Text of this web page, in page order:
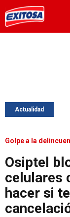
Actualidad
Golpe a la
Osiptel
celulares
hacer si